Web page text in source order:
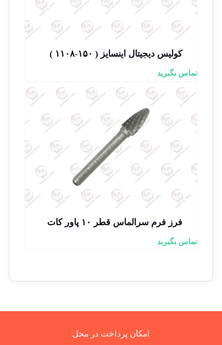
کولیس دیجیتال اینسایز ( ۱۵۰-۱۱۰۸ )
تماس بگیرید
فرز فرم سرالماس قطر ۱۰ پاور کات
تماس بگیرید
امکان پرداخت در محل